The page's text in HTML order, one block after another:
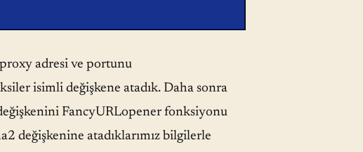
adresi ve portunu
isimli değişkene atadık. Daha sonra
FancyURLopener fonksiyonu
değişkenine atadıklarımız bilgilerle